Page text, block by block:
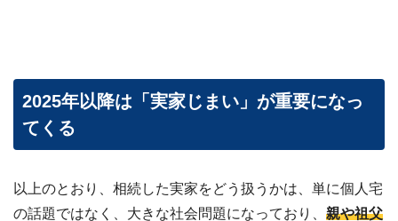
2025年以降は「実家じまい」が重要になっ
てくる
以上のとおり、相続した実家をどう扱うかは、単に個人宅
の話題ではなく、大きな社会問題になっており、 親や祖父